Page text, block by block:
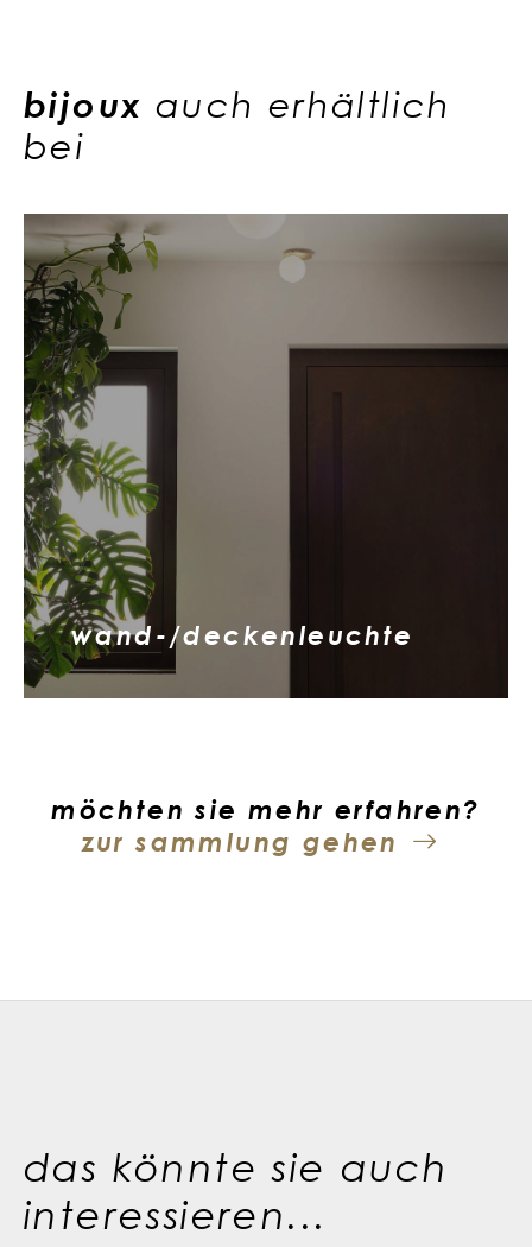
bijoux auch erhältlich
bei
wand-/deckenleuchte
möchten sie mehr erfahren?
zur sammlung gehen
das könnte sie auch
interessieren...